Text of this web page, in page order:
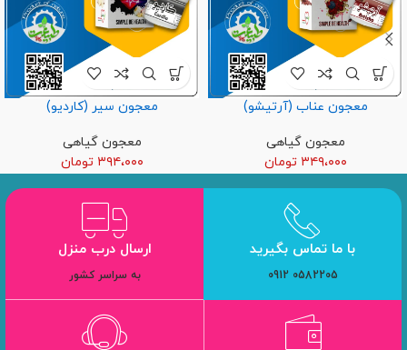
معجون عناب (آرتیشو)
معجون گیاهی
۳۴۹،۰۰۰ تومان
معجون سیر (کاردیو)
معجون گیاهی
۳۹۴،۰۰۰ تومان
با ما تماس بگیرید
0582205 0912
ارسال درب منزل
به سراسر کشور